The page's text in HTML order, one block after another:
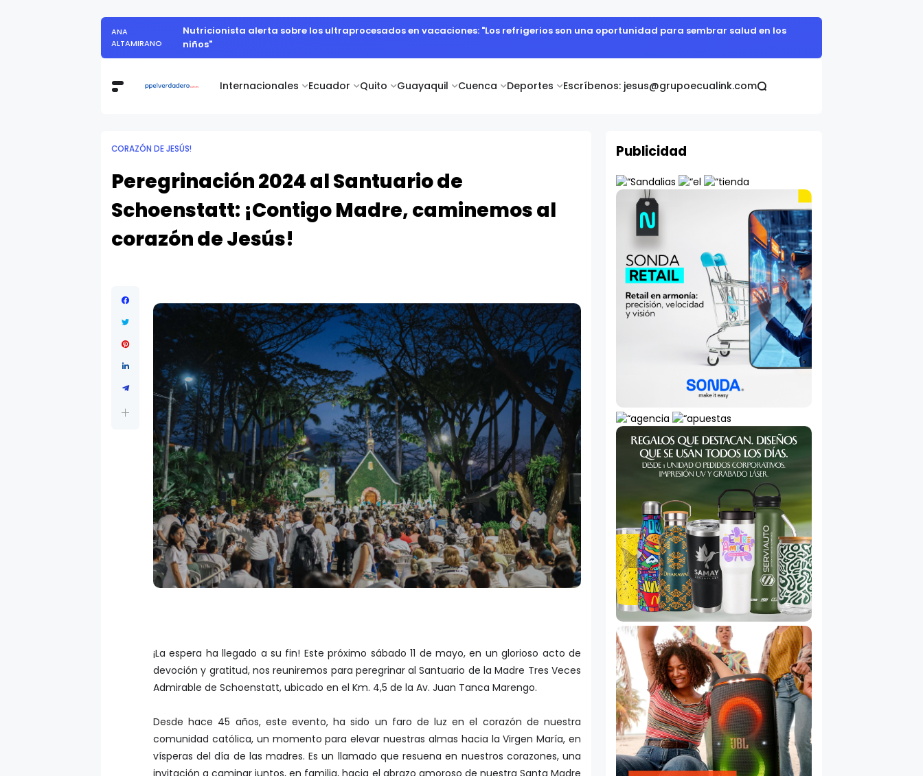
Internacionales Ecuador Quito Guayaquil Cuenca Deportes Escríbenos: jesus@grupoecualink.com
ANA
ALTAMIRANO
Nutricionista alerta sobre los ultraprocesados en vacaciones: "Los refrigerios son una oportunidad para sembrar salud en los
niños"
CORAZÓN DE JESÚS!
Peregrinación 2024 al Santuario de
Schoenstatt: ¡Contigo Madre, caminemos al
corazón de Jesús!
¡La espera ha llegado a su fin! Este próximo sábado 11 de mayo, en un glorioso acto de
devoción y gratitud, nos reuniremos para peregrinar al Santuario de la Madre Tres Veces
Admirable de Schoenstatt, ubicado en el Km. 4,5 de la Av. Juan Tanca Marengo.
Desde hace 45 años, este evento, ha sido un faro de luz en el corazón de nuestra
comunidad católica, un momento para elevar nuestras almas hacia la Virgen María, en
vísperas del día de las madres. Es un llamado que resuena en nuestros corazones, una
Publicidad